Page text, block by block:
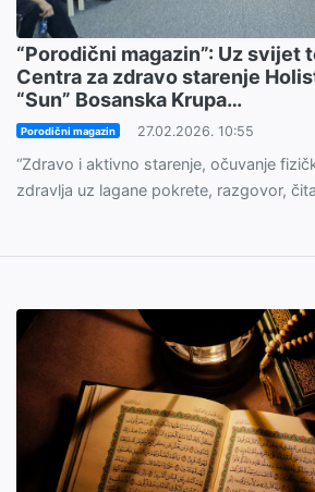
“Porodični magazin”: Uz svijet
Centra za zdravo starenje
“Sun” Bosanska Krupa…
Porodični magazin 27.02.2026. 10:55
“Zdravo i aktivno starenje, očuvanje
zdravlja uz lagane pokrete, razgovor,